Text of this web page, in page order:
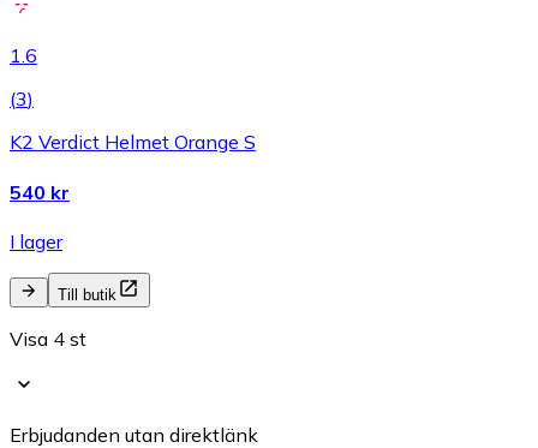
1.6
(3)
K2 Verdict Helmet Orange S
540 kr
I lager
Till butik
Visa 4 st
Erbjudanden utan direktlänk